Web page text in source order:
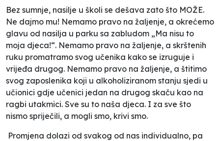
Bez sumnje, nasilje u školi se dešava zato što MOŽE.
Ne dajmo mu! Nemamo pravo na žaljenje, a okrećemo
glavu od nasilja u parku sa zabludom „Ma nisu to
moja djeca!“. Nemamo pravo na žaljenje, a skrštenih
ruku promatramo svog učenika kako se izruguje i
vrijeđa drugog. Nemamo pravo na žaljenje, a štitimo
svog zaposlenika koji u alkoholiziranom stanju sjedi u
učionici gdje učenici jedan na drugog skaču kao na
ragbi utakmici. Sve su to naša djeca. I za sve što
nismo spriječili, a mogli smo, krivi smo.
Promjena dolazi od svakog od nas individualno, pa